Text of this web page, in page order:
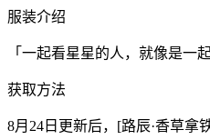
服装介绍
「一起看星星的人，就像是一
获取方法
8月24日更新后，[路辰·香草拿